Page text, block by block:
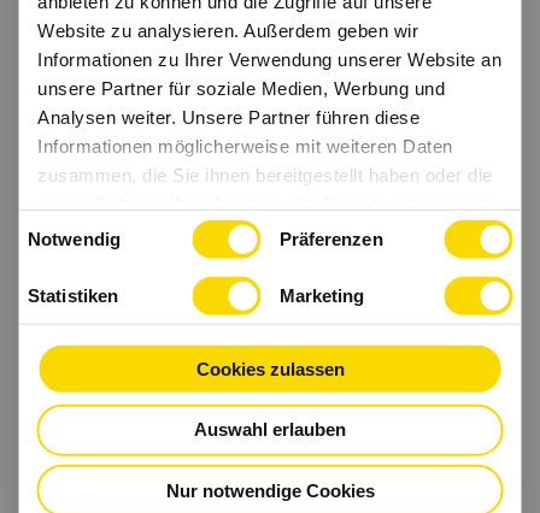
Website zu analysieren. Außerdem geben wir
Informationen zu Ihrer Verwendung unserer Website an
unsere Partner für soziale Medien, Werbung und
Analysen weiter. Unsere Partner führen diese
Informationen möglicherweise mit weiteren Daten
zusammen, die Sie ihnen bereitgestellt haben oder die
haben.
Notwendig Präferenzen
Statistiken Marketing
Cookies zulassen
Auswahl erlauben
Nur notwendige Cookies